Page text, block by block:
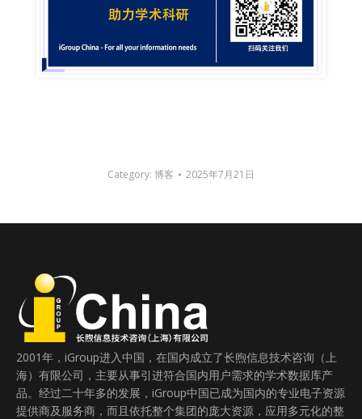
Category: 博客 2025年7月21日
2001年，iGroup进入中国，在国内成立了长煦信息技术咨询（上
海）有限公司，主要从事引进符合国内用户需求的学术数据库产
品。经过二十年多的发展，iGroup中国已成为国内的专业电子资源
提供商及服务商，而且依托整个集团的庞大资源，应用多元化的整